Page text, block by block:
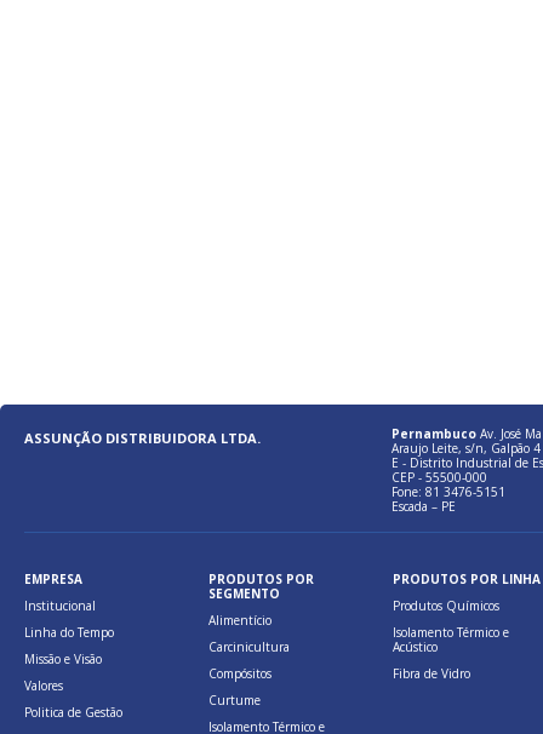
ASSUNÇÃO DISTRIBUIDORA LTDA. Pernambuco Av. José
Araujo Leite, s/n, Galpão 4
E - Distrito Industrial de
CEP - 55500-000
Fone: 81 3476-5151
Escada – PE
EMPRESA
Institucional
Linha do Tempo
Missão e Visão
Valores
Politica de Gestão
PRODUTOS POR
SEGMENTO
Alimentício
Carcinicultura
Compósitos
Curtume
Isolamento Térmico e
PRODUTOS POR LINHA
Produtos Químicos
Isolamento Térmico e
Acústico
Fibra de Vidro